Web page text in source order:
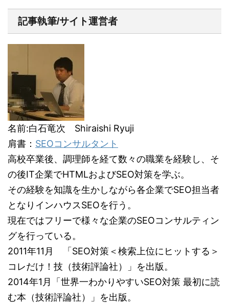
記事執筆/サイト運営者
名前:白石竜次 Shiraishi Ryuji
肩書： SEOコンサルタント
高校卒業後、調理師を経て数々の職業を経験し、そ
の後IT企業でHTMLおよびSEO対策を学ぶ。
その経験を知識を生かしながら各企業でSEO担当者
となりインハウスSEOを行う。
現在ではフリーで様々な企業のSEOコンサルティン
グを行っている。
2011年11月 「SEO対策＜検索上位にヒットする＞
コレだけ！技（技術評論社）」を出版。
2014年1月「世界一わかりやすいSEO対策 最初に読
む本（技術評論社）」を出版。